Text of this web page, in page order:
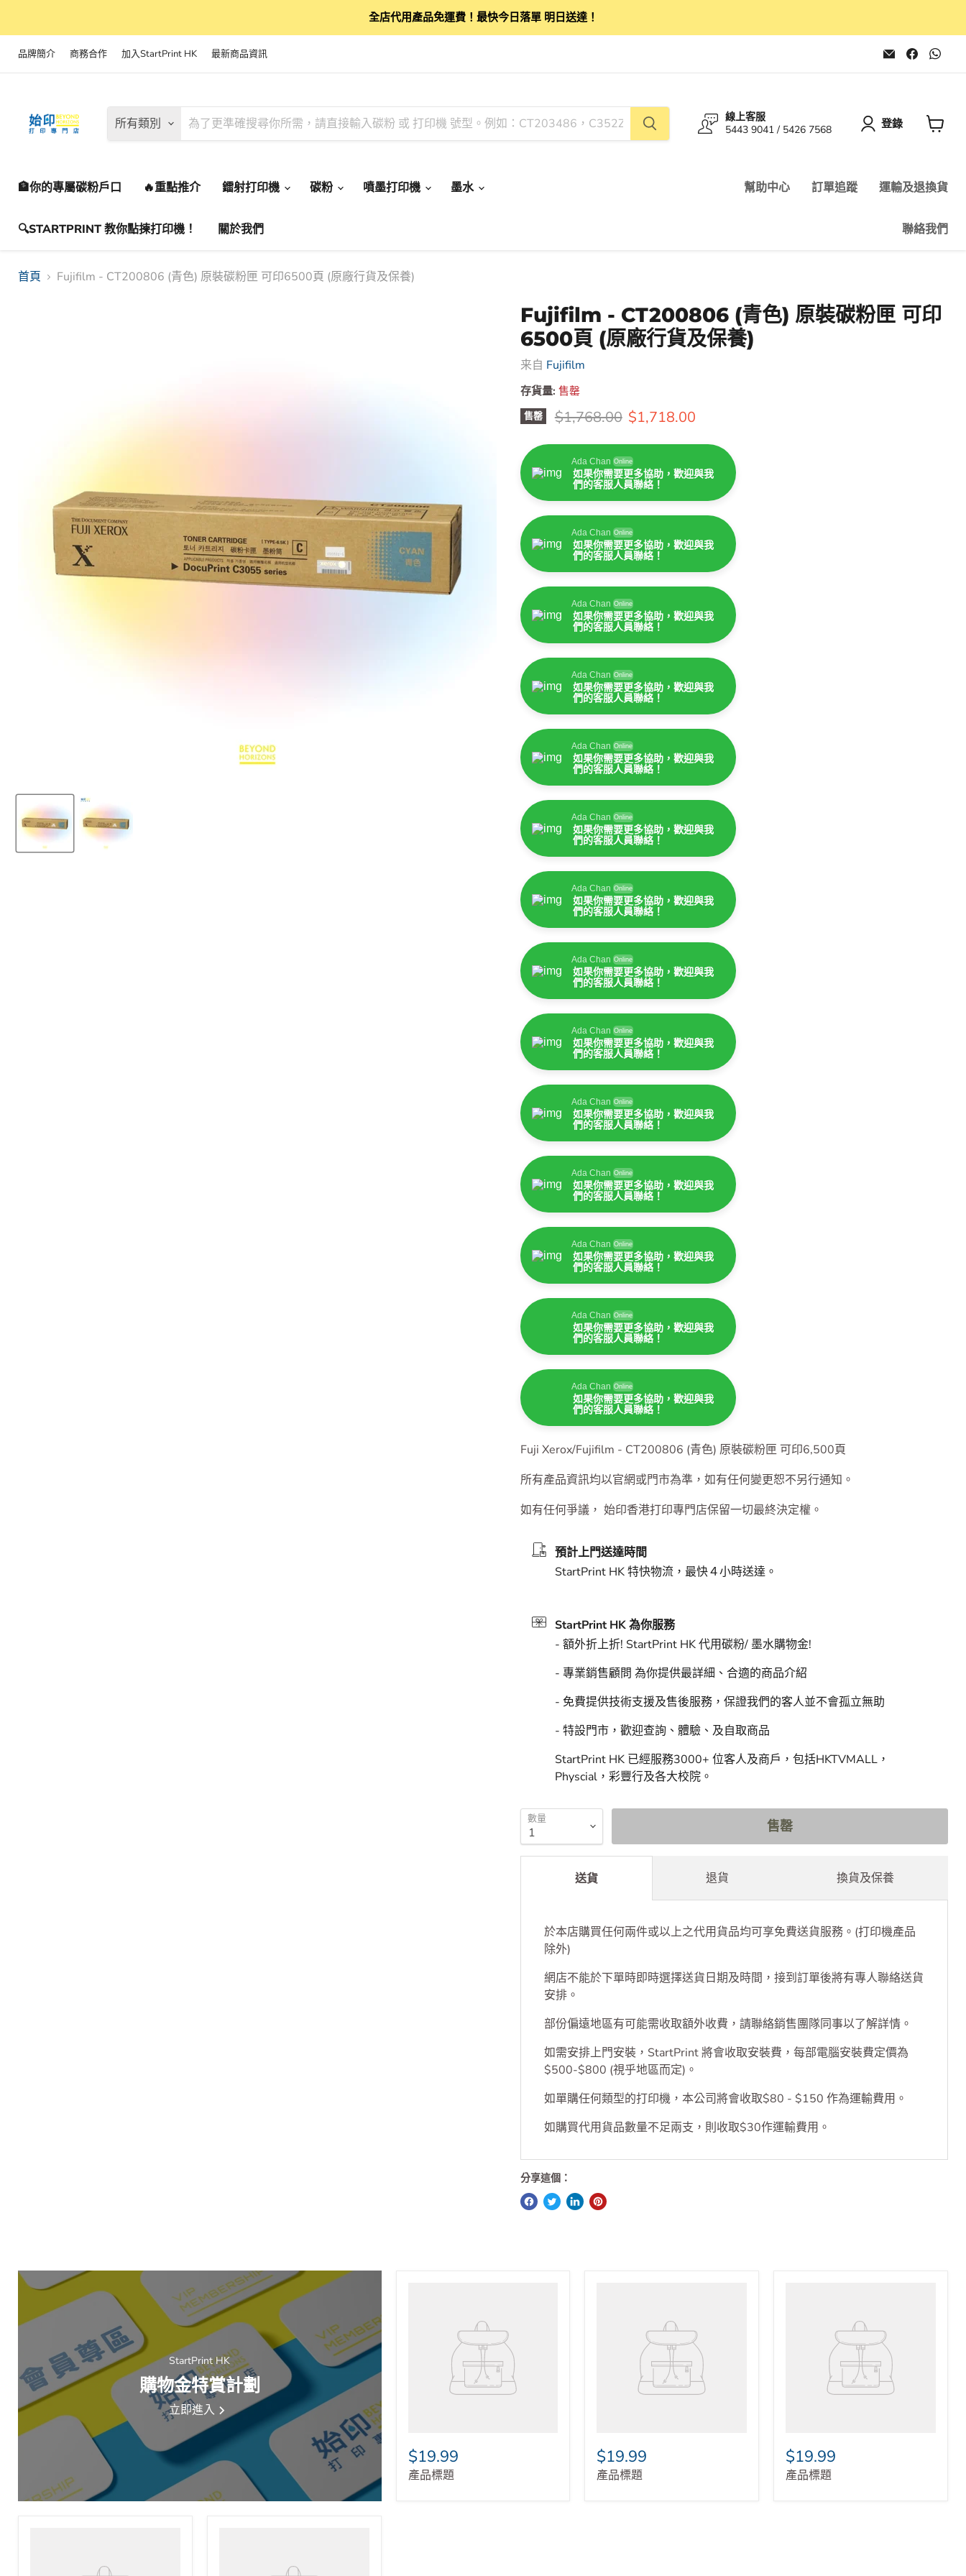
全店代用產品免運費！最快今日落單 明日送達！
品牌簡介 商務合作 加入StartPrint HK 最新商品資訊
在
電
子
到
在
找
找
所有類別
線上客服
5443 9041 / 5426 7568
登錄
物
車
🏦你的專屬碳粉戶口 🔥重點推介 鐳射打印機 碳粉 噴墨打印機 墨水
🔍STARTPRINT 教你點揀打印機！ 關於我們
幫助中心 訂單追蹤 運輸及退換貨
聯絡我們
首頁 Fujifilm - CT200806 (青色) 原裝碳粉匣 可印6500頁 (原廠行貨及保養)
Fujifilm - CT200806 (青色) 原裝碳粉匣 可印
6500頁 (原廠行貨及保養)
来自 Fujifilm
存貨量: 售罄
售罄 原價
$1,768.00 售價
$1,718.00
Ada Chan Online
如果你需要更多協助，歡迎與我
們的客服人員聯絡！
Ada Chan Online
如果你需要更多協助，歡迎與我
們的客服人員聯絡！
Ada Chan Online
如果你需要更多協助，歡迎與我
們的客服人員聯絡！
Ada Chan Online
如果你需要更多協助，歡迎與我
們的客服人員聯絡！
Ada Chan Online
如果你需要更多協助，歡迎與我
們的客服人員聯絡！
Ada Chan Online
如果你需要更多協助，歡迎與我
們的客服人員聯絡！
Ada Chan Online
如果你需要更多協助，歡迎與我
們的客服人員聯絡！
Ada Chan Online
如果你需要更多協助，歡迎與我
們的客服人員聯絡！
Ada Chan Online
如果你需要更多協助，歡迎與我
們的客服人員聯絡！
Ada Chan Online
如果你需要更多協助，歡迎與我
們的客服人員聯絡！
Ada Chan Online
如果你需要更多協助，歡迎與我
們的客服人員聯絡！
Ada Chan Online
如果你需要更多協助，歡迎與我
們的客服人員聯絡！
Ada Chan Online
如果你需要更多協助，歡迎與我
們的客服人員聯絡！
Ada Chan Online
如果你需要更多協助，歡迎與我
們的客服人員聯絡！
Ada Chan
們的客服人員聯絡！
所有產品資訊均以官網或門市為準，如有任何變更恕不另行通知。
如有任何爭議， 始印香港打印專門店保留一切最終決定權。
預計上門送達時間
StartPrint HK 特快物流，最快４小時送達。
StartPrint HK 為你服務
- 免費提供技術支援及售後服務，保證我們的客人並不會孤立無助
StartPrint HK 已經服務3000+ 位客人及商戶，包括HKTVMALL，
Physcial，彩豐行及各大校院。
售罄
於本店購買任何兩件或以上之代用貨品均可享免費送貨服務。(打印機產品
除外)
網店不能於下單時即時選擇送貨日期及時間，接到訂單後將有專人聯絡送貨
安排。
部份偏遠地區有可能需收取額外收費，請聯絡銷售團隊同事以了解詳情。
如需安排上門安裝，StartPrint 將會收取安裝費，每部電腦安裝費定價為
如單購任何類型的打印機，本公司將會收取$80 - $150 作為運輸費用。
如購買代用貨品數量不足兩支，則收取$30作運輸費用。
StartPrint HK
購物金特賞計劃
立即進入